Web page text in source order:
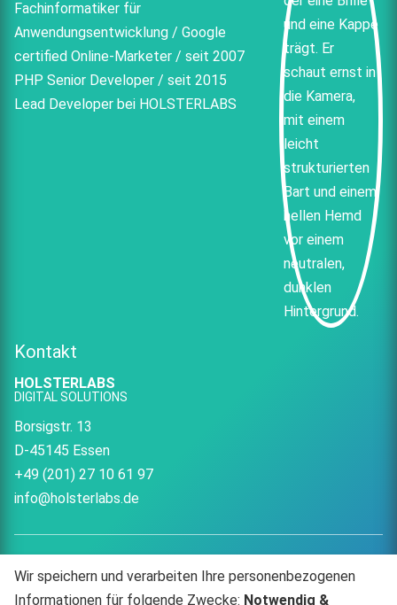
Fachinformatiker für
Anwendungsentwicklung / Google
certified Online-Marketer / seit 2007
PHP Senior Developer / seit 2015
Lead Developer bei HOLSTERLABS
Kontakt
HOLSTERLABS
DIGITAL SOLUTIONS
Borsigstr. 13
D-45145 Essen
+49 (201) 27 10 61 97
info@holsterlabs.de
HOLSTERLABSHOLSTERLABS
Wir speichern und verarbeiten Ihre personenbezogenen
Informationen für folgende Zwecke: Notwendig &